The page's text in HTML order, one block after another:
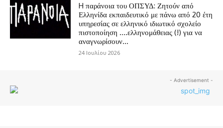
H παράνοια του ΟΠΣΥΔ: Ζητούν από
Ελληνίδα εκπαιδευτικό με πάνω από 20 έτη
υπηρεσίας σε ελληνικό ιδιωτικό σχολείο
πιστοποίηση ….ελληνομάθειας (!) για να
αναγνωρίσουν...
24 Ιουλίου 2026
- Advertisement -